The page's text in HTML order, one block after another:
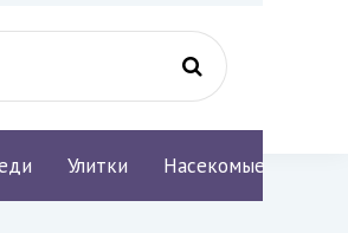
Улитки Насекомые